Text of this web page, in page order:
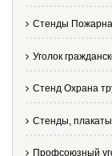
Стенды
Уголок
Стенд Охрана
Стенды, плакаты
Профсоюзный